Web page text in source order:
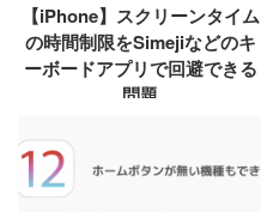
【iPhone】スクリーンタイム
の時間制限をSimejiなどのキ
ーボードアプリで回避できる
問題